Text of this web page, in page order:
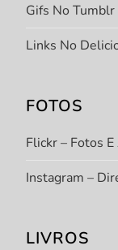
Gifs No Tumblr
Links No
FOTOS
Flickr – Fotos
Instagram –
LIVROS